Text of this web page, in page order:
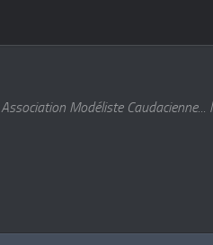
Association Modéliste